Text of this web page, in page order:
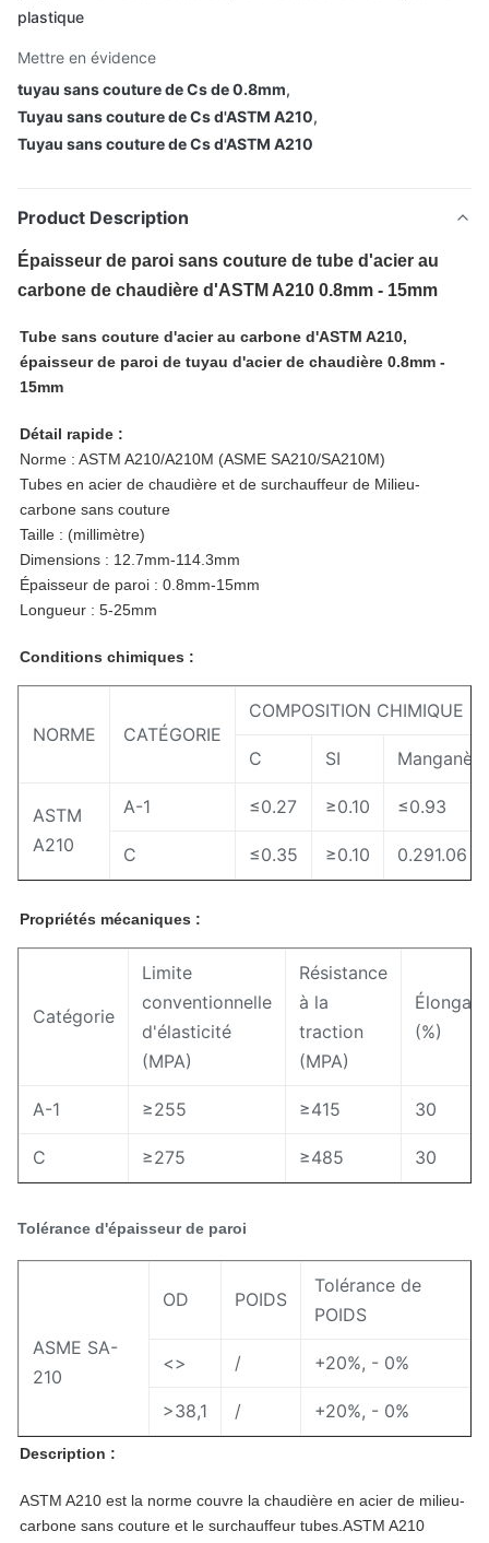
plastique
Mettre en évidence
tuyau sans couture de Cs de 0.8mm,
Tuyau sans couture de Cs d'ASTM A210,
Tuyau sans couture de Cs d'ASTM A210
Product Description
Épaisseur de paroi sans couture de tube d'acier au
carbone de chaudière d'ASTM A210 0.8mm - 15mm
Tube sans couture d'acier au carbone d'ASTM A210,
épaisseur de paroi de tuyau d'acier de chaudière 0.8mm -
15mm
Détail rapide :
Norme : ASTM A210/A210M (ASME SA210/SA210M)
Tubes en acier de chaudière et de surchauffeur de Milieu-
carbone sans couture
Taille : (millimètre)
Dimensions : 12.7mm-114.3mm
Épaisseur de paroi : 0.8mm-15mm
Longueur : 5-25mm
Conditions chimiques :
NORME CATÉGORIE
COMPOSITION CHIMIQUE
C SI
ASTM
A210
A-1 ≤0.27 ≥0.10 ≤0.93
C ≤0.35 ≥0.10 0.291.06
Propriétés mécaniques :
Catégorie
Limite
conventionnelle
d'élasticité
(MPA)
Résistance
à la
traction
(MPA)
(%)
A-1 ≥255 ≥415 30
C ≥275 ≥485 30
Tolérance d'épaisseur de paroi
ASME SA-
210
OD POIDS
Tolérance de
POIDS
<> / +20%, - 0%
>38,1 / +20%, - 0%
Description :
ASTM A210 est la norme couvre la chaudière en acier de milieu-
carbone sans couture et le surchauffeur tubes.ASTM A210